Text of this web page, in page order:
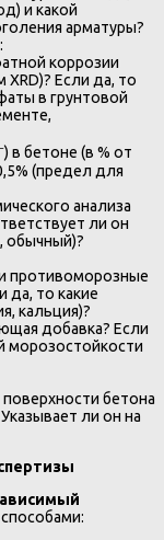
и какой
арматуры?
коррозии
XRD)? Если да, то
в грунтовой
в бетоне (в % от
(предел для
анализа
ли он
обычный)?
противоморозные
да, то какие
кальция)?
добавка? Если
морозостойкости
бетона
ли он на